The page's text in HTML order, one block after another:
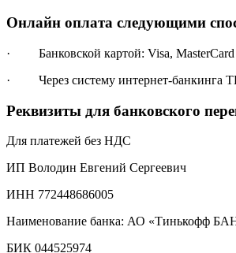
Онлайн оплата следующими
· Банковской картой: Visa,
· Через систему интернет-
Реквизиты для банковского
Для платежей без НДС
ИП Володин Евгений Сергеевич
ИНН 772448686005
Наименование банка: АО «Тинькофф
БИК 044525974